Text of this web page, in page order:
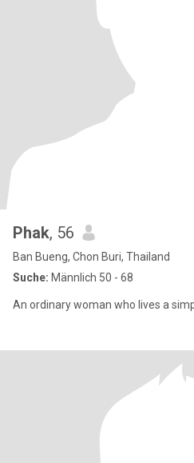
Phak, 56
Ban Bueng, Chon Buri, Thailand
Suche: Männlich 50 - 68